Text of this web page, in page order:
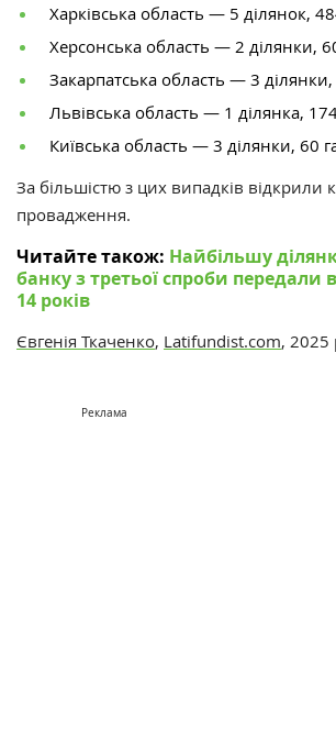
Харківська область — 5 ділянок,
Херсонська область — 2 ділянки,
Закарпатська область — 3 ділянки,
Львівська область — 1 ділянка,
Київська область — 3 ділянки, 60
За більшістю з цих випадків відкрили
провадження.
Читайте також: Найбільшу
банку з третьої спроби передали
14 років
Євгенія Ткаченко, Latifundist.com, 2025
Реклама